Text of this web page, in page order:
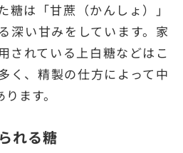
糖は「甘蔗（かんしょ）」
深い甘みをしています。家
されている上白糖などはこ
く、精製の仕方によって中
ます。
れる糖